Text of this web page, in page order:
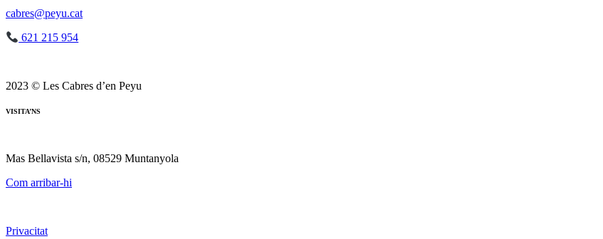
cabres@peyu.cat
621 215 954
2023 © Les Cabres d’en Peyu
VISITA’NS
Mas Bellavista s/n, 08529 Muntanyola
Com arribar-hi
Privacitat